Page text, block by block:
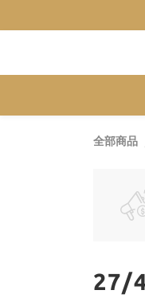
全部商品
27/